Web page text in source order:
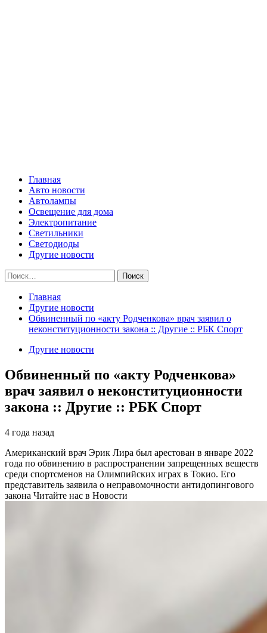
Главная
Авто новости
Автолампы
Освещение для дома
Электропитание
Светильники
Светодиоды
Другие новости
Найти:
Главная
Другие новости
Обвиненный по «акту Родченкова» врач заявил о
неконституционности закона :: Другие :: РБК Спорт
Другие новости
Обвиненный по «акту Родченкова»
врач заявил о неконституционности
закона :: Другие :: РБК Спорт
4 года назад
Американский врач Эрик Лира был арестован в январе 2022
года по обвинению в распространении запрещенных веществ
среди спортсменов на Олимпийских играх в Токио. Его
представитель заявила о неправомочности антидопингового
закона Читайте нас в Новости